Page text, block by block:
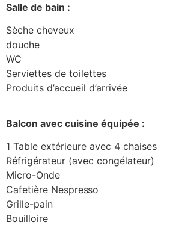
Salle de bain :
Sèche cheveux
douche
WC
Serviettes de toilettes
Produits d’accueil d’arrivée
Balcon avec cuisine équipée :
1 Table extérieure avec 4 chaises
Réfrigérateur (avec congélateur)
Micro-Onde
Cafetière Nespresso
Grille-pain
Bouilloire